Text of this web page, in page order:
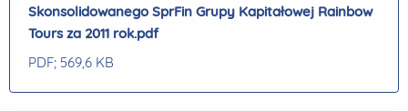
Skonsolidowanego SprFin Grupy Kapitałowej Rainbow
Tours za 2011 rok.pdf
PDF; 569,6 KB